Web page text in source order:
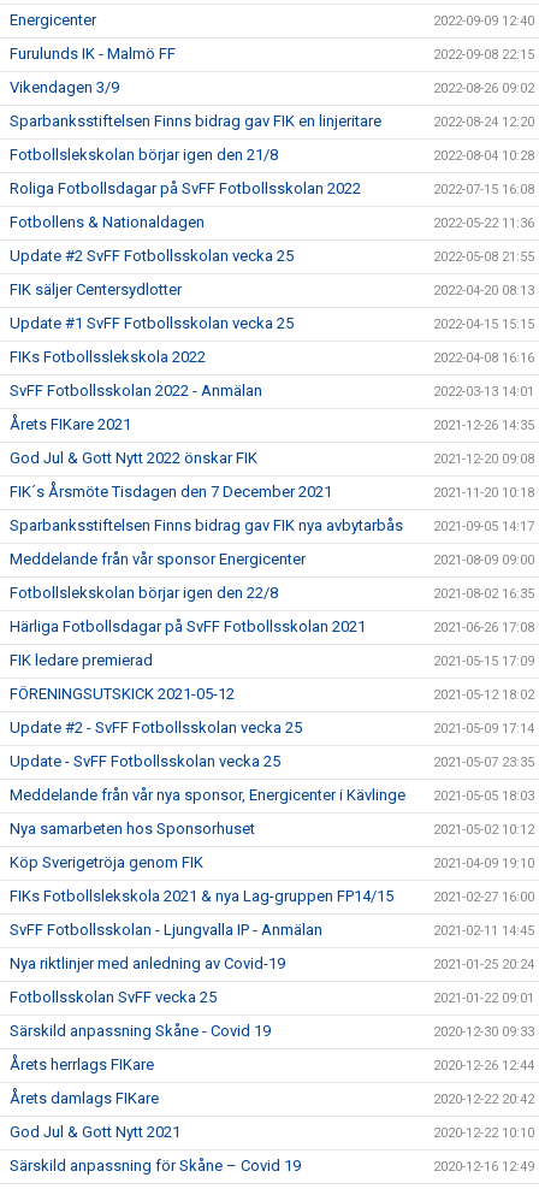
Energicenter 2022-09-09 12:40
Furulunds IK - Malmö FF 2022-09-08 22:15
Vikendagen 3/9 2022-08-26 09:02
Sparbanksstiftelsen Finns bidrag gav FIK en linjeritare 2022-08-24 12:20
Fotbollslekskolan börjar igen den 21/8 2022-08-04 10:28
Roliga Fotbollsdagar på SvFF Fotbollsskolan 2022 2022-07-15 16:08
Fotbollens & Nationaldagen 2022-05-22 11:36
Update #2 SvFF Fotbollsskolan vecka 25 2022-05-08 21:55
FIK säljer Centersydlotter 2022-04-20 08:13
Update #1 SvFF Fotbollsskolan vecka 25 2022-04-15 15:15
FIKs Fotbollsslekskola 2022 2022-04-08 16:16
SvFF Fotbollsskolan 2022 - Anmälan 2022-03-13 14:01
Årets FIKare 2021 2021-12-26 14:35
God Jul & Gott Nytt 2022 önskar FIK 2021-12-20 09:08
FIK´s Årsmöte Tisdagen den 7 December 2021 2021-11-20 10:18
Sparbanksstiftelsen Finns bidrag gav FIK nya avbytarbås 2021-09-05 14:17
Meddelande från vår sponsor Energicenter 2021-08-09 09:00
Fotbollslekskolan börjar igen den 22/8 2021-08-02 16:35
Härliga Fotbollsdagar på SvFF Fotbollsskolan 2021 2021-06-26 17:08
FIK ledare premierad 2021-05-15 17:09
FÖRENINGSUTSKICK 2021-05-12 2021-05-12 18:02
Update #2 - SvFF Fotbollsskolan vecka 25 2021-05-09 17:14
Update - SvFF Fotbollsskolan vecka 25 2021-05-07 23:35
Meddelande från vår nya sponsor, Energicenter i Kävlinge 2021-05-05 18:03
Nya samarbeten hos Sponsorhuset 2021-05-02 10:12
Köp Sverigetröja genom FIK 2021-04-09 19:10
FIKs Fotbollslekskola 2021 & nya Lag-gruppen FP14/15 2021-02-27 16:00
SvFF Fotbollsskolan - Ljungvalla IP - Anmälan 2021-02-11 14:45
Nya riktlinjer med anledning av Covid-19 2021-01-25 20:24
Fotbollsskolan SvFF vecka 25 2021-01-22 09:01
Särskild anpassning Skåne - Covid 19 2020-12-30 09:33
Årets herrlags FIKare 2020-12-26 12:44
Årets damlags FIKare 2020-12-22 20:42
God Jul & Gott Nytt 2021 2020-12-22 10:10
Särskild anpassning för Skåne – Covid 19 2020-12-16 12:49